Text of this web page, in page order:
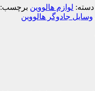
دسته: لوازم هالووین برچسب:
وسایل جادوگر هالووین